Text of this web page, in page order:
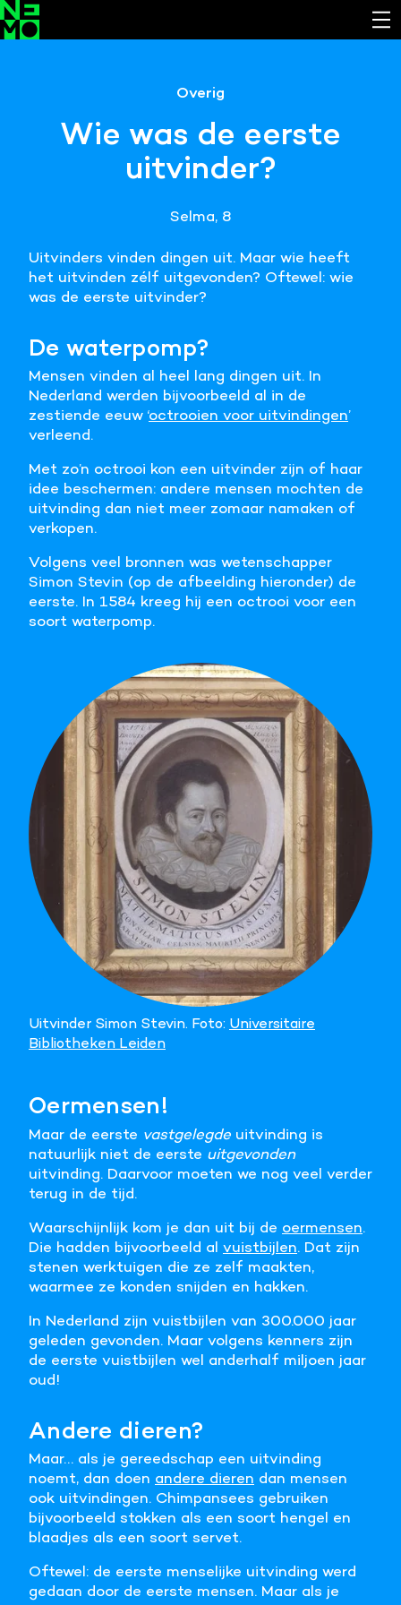
Overig
Wie was de eerste
uitvinder?
Selma, 8
Uitvinders vinden dingen uit. Maar wie heeft
het uitvinden zélf uitgevonden? Oftewel: wie
was de eerste uitvinder?
De waterpomp?
Mensen vinden al heel lang dingen uit. In
Nederland werden bijvoorbeeld al in de
zestiende eeuw ‘octrooien voor uitvindingen’
verleend.
Met zo’n octrooi kon een uitvinder zijn of haar
idee beschermen: andere mensen mochten de
uitvinding dan niet meer zomaar namaken of
verkopen.
Volgens veel bronnen was wetenschapper
Simon Stevin (op de afbeelding hieronder) de
eerste. In 1584 kreeg hij een octrooi voor een
soort waterpomp.
Uitvinder Simon Stevin. Foto: Universitaire
Bibliotheken Leiden
Oermensen!
Maar de eerste vastgelegde uitvinding is
natuurlijk niet de eerste uitgevonden
uitvinding. Daarvoor moeten we nog veel verder
terug in de tijd.
Waarschijnlijk kom je dan uit bij de oermensen.
Die hadden bijvoorbeeld al vuistbijlen. Dat zijn
stenen werktuigen die ze zelf maakten,
waarmee ze konden snijden en hakken.
In Nederland zijn vuistbijlen van 300.000 jaar
geleden gevonden. Maar volgens kenners zijn
de eerste vuistbijlen wel anderhalf miljoen jaar
oud!
Andere dieren?
Maar… als je gereedschap een uitvinding
noemt, dan doen andere dieren dan mensen
ook uitvindingen. Chimpansees gebruiken
bijvoorbeeld stokken als een soort hengel en
blaadjes als een soort servet.
Oftewel: de eerste menselijke uitvinding werd
gedaan door de eerste mensen. Maar als je
Noodzakelijk om de website laten werken.
Cookies van derde partijen
Noodzakelijk om content van externe bronnen te
Analystische cookies
verbeteren.
Marketing cookies
Deze website maakt gebruik van cookies. Pas hier
je voorkeuren aan.
Meer informatie
Alle cookies accepteren
Voorkeuren opslaan